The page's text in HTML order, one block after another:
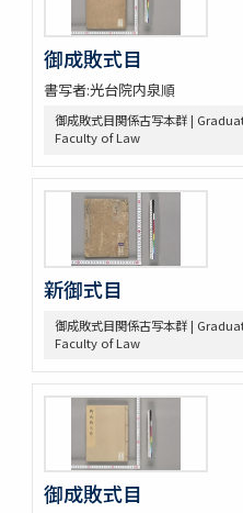
室町幕府法制史料
令義解・令集解写本・刊本群
令集解[甲:2:100]
令集解[甲:2:342]
令集解[甲:2:670]
令集解[甲:2:671]
令集解[甲:2:1147]
令集解[甲:2:1155]
令集解[甲:2:1355]
令集解[甲:2:2043]
令集解[甲:2:2364]
令義解
近世史料
遠山家記録残闕
豊田友直日記
三井家伝遺書
昌平紀事
宮崎益次郎日記
江戸幕府関係史料
御代官手かがみ
御成敗式目
書写者:光台院内泉順
御成敗式目関係古写本群 |
Faculty of Law
新御式目
御成敗式目関係古写本群 |
Faculty of Law
御成敗式目